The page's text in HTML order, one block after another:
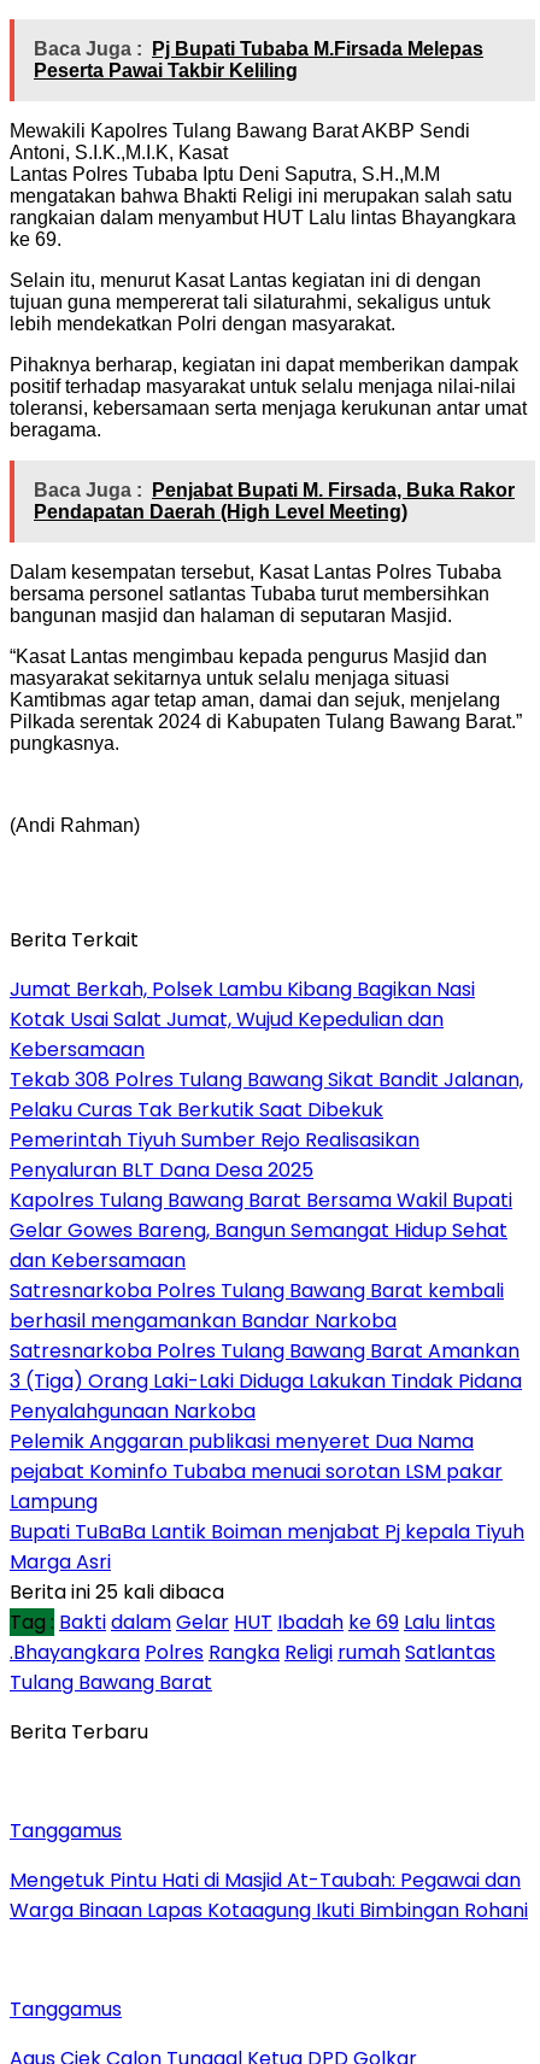
Baca Juga :
Pj Bupati Tubaba M.Firsada Melepas
Peserta Pawai Takbir Keliling
Mewakili Kapolres Tulang Bawang Barat AKBP Sendi
Antoni, S.I.K.,M.I.K, Kasat
Lantas Polres Tubaba Iptu Deni Saputra, S.H.,M.M
mengatakan bahwa Bhakti Religi ini merupakan salah satu
rangkaian dalam menyambut HUT Lalu lintas Bhayangkara
ke 69.
Selain itu, menurut Kasat Lantas kegiatan ini di dengan
tujuan guna mempererat tali silaturahmi, sekaligus untuk
lebih mendekatkan Polri dengan masyarakat.
Pihaknya berharap, kegiatan ini dapat memberikan dampak
positif terhadap masyarakat untuk selalu menjaga nilai-nilai
toleransi, kebersamaan serta menjaga kerukunan antar umat
beragama.
Baca Juga :
Penjabat Bupati M. Firsada, Buka Rakor
Pendapatan Daerah (High Level Meeting)
Dalam kesempatan tersebut, Kasat Lantas Polres Tubaba
bersama personel satlantas Tubaba turut membersihkan
bangunan masjid dan halaman di seputaran Masjid.
“Kasat Lantas mengimbau kepada pengurus Masjid dan
masyarakat sekitarnya untuk selalu menjaga situasi
Kamtibmas agar tetap aman, damai dan sejuk, menjelang
Pilkada serentak 2024 di Kabupaten Tulang Bawang Barat.”
pungkasnya.
(Andi Rahman)
Berita Terkait
Jumat Berkah, Polsek Lambu Kibang Bagikan Nasi
Kotak Usai Salat Jumat, Wujud Kepedulian dan
Kebersamaan
Tekab 308 Polres Tulang Bawang Sikat Bandit Jalanan,
Pelaku Curas Tak Berkutik Saat Dibekuk
Pemerintah Tiyuh Sumber Rejo Realisasikan
Penyaluran BLT Dana Desa 2025
Kapolres Tulang Bawang Barat Bersama Wakil Bupati
Gelar Gowes Bareng, Bangun Semangat Hidup Sehat
dan Kebersamaan
Satresnarkoba Polres Tulang Bawang Barat kembali
berhasil mengamankan Bandar Narkoba
Satresnarkoba Polres Tulang Bawang Barat Amankan
3 (Tiga) Orang Laki-Laki Diduga Lakukan Tindak Pidana
Penyalahgunaan Narkoba
Pelemik Anggaran publikasi menyeret Dua Nama
pejabat Kominfo Tubaba menuai sorotan LSM pakar
Lampung
Bupati TuBaBa Lantik Boiman menjabat Pj kepala Tiyuh
Marga Asri
Berita ini 25 kali dibaca
Tag : BaktidalamGelar HUT Ibadah ke 69 Lalu lintas
.Bhayangkara Polres Rangka Religi rumahSatlantas
Tulang Bawang Barat
Berita Terbaru
Tanggamus
Mengetuk Pintu Hati di Masjid At-Taubah: Pegawai dan
Warga Binaan Lapas Kotaagung Ikuti Bimbingan Rohani
Tanggamus
Agus Ciek Calon Tunggal Ketua DPD Golkar